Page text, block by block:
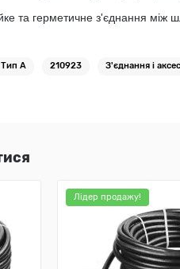
та герметичне з'єднання
A 210923 З'єднання і
Лідер продажу!